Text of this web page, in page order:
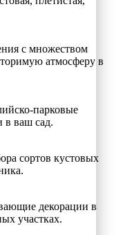
с множеством
атмосферу в
парковые
в ваш сад.
сортов кустовых
декорации в
участках.